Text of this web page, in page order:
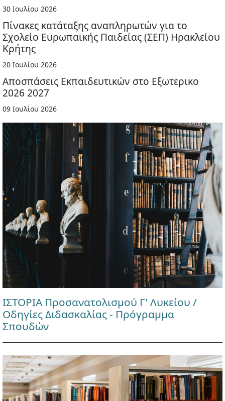
30 Ιουλίου 2026
Πίνακες κατάταξης αναπληρωτών για το
Σχολείο Ευρωπαϊκής Παιδείας (ΣΕΠ) Ηρακλείου
Κρήτης
20 Ιουλίου 2026
Αποσπάσεις Εκπαιδευτικών στο Εξωτερικο
2026 2027
09 Ιουλίου 2026
ΙΣΤΟΡΙΑ Προσανατολισμού Γ' Λυκείου /
Οδηγίες Διδασκαλίας - Πρόγραμμα
Σπουδών